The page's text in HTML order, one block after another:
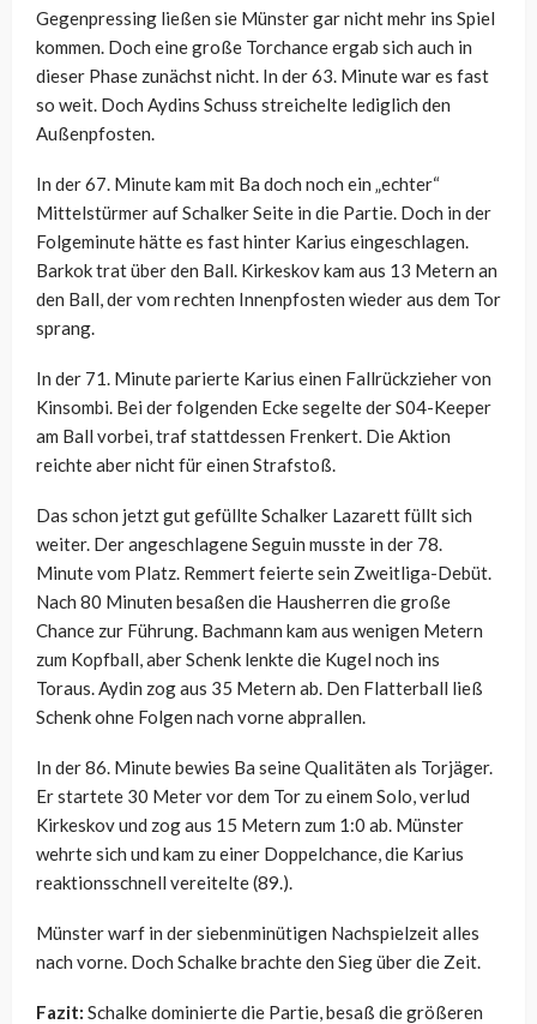
Gegenpressing ließen sie Münster gar nicht mehr ins Spiel
kommen. Doch eine große Torchance ergab sich auch in
dieser Phase zunächst nicht. In der 63. Minute war es fast
so weit. Doch Aydins Schuss streichelte lediglich den
Außenpfosten.
In der 67. Minute kam mit Ba doch noch ein „echter“
Mittelstürmer auf Schalker Seite in die Partie. Doch in der
Folgeminute hätte es fast hinter Karius eingeschlagen.
Barkok trat über den Ball. Kirkeskov kam aus 13 Metern an
den Ball, der vom rechten Innenpfosten wieder aus dem Tor
sprang.
In der 71. Minute parierte Karius einen Fallrückzieher von
Kinsombi. Bei der folgenden Ecke segelte der S04-Keeper
am Ball vorbei, traf stattdessen Frenkert. Die Aktion
reichte aber nicht für einen Strafstoß.
Das schon jetzt gut gefüllte Schalker Lazarett füllt sich
weiter. Der angeschlagene Seguin musste in der 78.
Minute vom Platz. Remmert feierte sein Zweitliga-Debüt.
Nach 80 Minuten besaßen die Hausherren die große
Chance zur Führung. Bachmann kam aus wenigen Metern
zum Kopfball, aber Schenk lenkte die Kugel noch ins
Toraus. Aydin zog aus 35 Metern ab. Den Flatterball ließ
Schenk ohne Folgen nach vorne abprallen.
In der 86. Minute bewies Ba seine Qualitäten als Torjäger.
Er startete 30 Meter vor dem Tor zu einem Solo, verlud
Kirkeskov und zog aus 15 Metern zum 1:0 ab. Münster
wehrte sich und kam zu einer Doppelchance, die Karius
reaktionsschnell vereitelte (89.).
Münster warf in der siebenminütigen Nachspielzeit alles
nach vorne. Doch Schalke brachte den Sieg über die Zeit.
Fazit: Schalke dominierte die Partie, besaß die größeren